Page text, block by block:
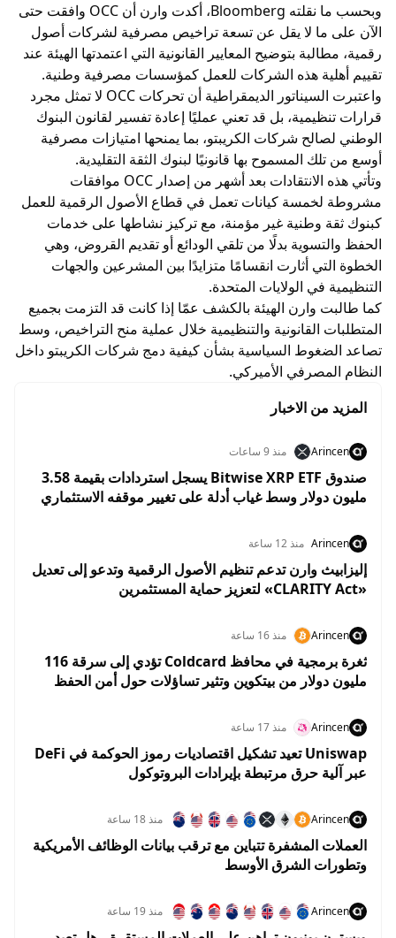
وبحسب ما نقلته Bloomberg، أكدت وارن أن OCC وافقت حتى
الآن على ما لا يقل عن تسعة تراخيص مصرفية لشركات أصول
رقمية، مطالبة بتوضيح المعايير القانونية التي اعتمدتها الهيئة عند
تقييم أهلية هذه الشركات للعمل كمؤسسات مصرفية وطنية.
واعتبرت السيناتور الديمقراطية أن تحركات OCC لا تمثل مجرد
قرارات تنظيمية، بل قد تعني عمليًا إعادة تفسير لقانون البنوك
الوطني لصالح شركات الكريبتو، بما يمنحها امتيازات مصرفية
أوسع من تلك المسموح بها قانونيًا لبنوك الثقة التقليدية.
وتأتي هذه الانتقادات بعد أشهر من إصدار OCC موافقات
مشروطة لخمسة كيانات تعمل في قطاع الأصول الرقمية للعمل
كبنوك ثقة وطنية غير مؤمنة، مع تركيز نشاطها على خدمات
الحفظ والتسوية بدلًا من تلقي الودائع أو تقديم القروض، وهي
الخطوة التي أثارت انقسامًا متزايدًا بين المشرعين والجهات
التنظيمية في الولايات المتحدة.
كما طالبت وارن الهيئة بالكشف عمّا إذا كانت قد التزمت بجميع
المتطلبات القانونية والتنظيمية خلال عملية منح التراخيص، وسط
تصاعد الضغوط السياسية بشأن كيفية دمج شركات الكريبتو داخل
النظام المصرفي الأميركي.
المزيد من الاخبار
Arincen منذ 9 ساعات
صندوق Bitwise XRP ETF يسجل استردادات بقيمة 3.58
مليون دولار وسط غياب أدلة على تغيير موقفه الاستثماري
Arincen منذ 12 ساعة
إليزابيث وارن تدعم تنظيم الأصول الرقمية وتدعو إلى تعديل
«CLARITY Act» لتعزيز حماية المستثمرين
Arincen منذ 16 ساعة
ثغرة برمجية في محافظ Coldcard تؤدي إلى سرقة 116
مليون دولار من بيتكوين وتثير تساؤلات حول أمن الحفظ
Arincen منذ 17 ساعة
Uniswap تعيد تشكيل اقتصاديات رموز الحوكمة في DeFi
عبر آلية حرق مرتبطة بإيرادات البروتوكول
Arincen منذ 18 ساعة
العملات المشفرة تتباين مع ترقب بيانات الوظائف الأمريكية
وتطورات الشرق الأوسط
Arincen منذ 19 ساعة